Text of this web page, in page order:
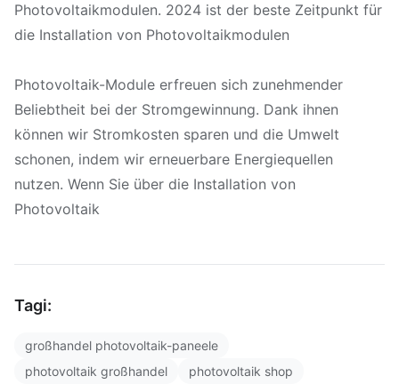
Photovoltaikmodulen. 2024 ist der beste Zeitpunkt für
die Installation von Photovoltaikmodulen
Photovoltaik-Module erfreuen sich zunehmender
Beliebtheit bei der Stromgewinnung. Dank ihnen
können wir Stromkosten sparen und die Umwelt
schonen, indem wir erneuerbare Energiequellen
nutzen. Wenn Sie über die Installation von
Photovoltaik
Tagi:
großhandel photovoltaik-paneele
photovoltaik großhandel
photovoltaik shop